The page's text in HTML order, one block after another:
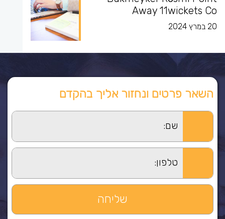
Away 11wickets Co
20 במרץ 2024
השאר פרטים ונחזור אליך בהקדם